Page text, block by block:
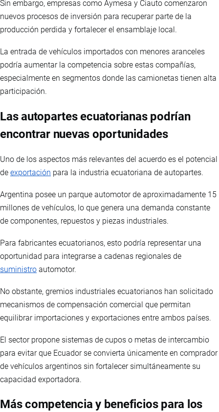
Sin embargo, empresas como Aymesa y Ciauto comenzaron
nuevos procesos de inversión para recuperar parte de la
producción perdida y fortalecer el ensamblaje local.
La entrada de vehículos importados con menores aranceles
podría aumentar la competencia sobre estas compañías,
especialmente en segmentos donde las camionetas tienen alta
participación.
Las autopartes ecuatorianas podrían
encontrar nuevas oportunidades
Uno de los aspectos más relevantes del acuerdo es el potencial
de exportación para la industria ecuatoriana de autopartes.
Argentina posee un parque automotor de aproximadamente 15
millones de vehículos, lo que genera una demanda constante
de componentes, repuestos y piezas industriales.
Para fabricantes ecuatorianos, esto podría representar una
oportunidad para integrarse a cadenas regionales de
suministro automotor.
No obstante, gremios industriales ecuatorianos han solicitado
mecanismos de compensación comercial que permitan
equilibrar importaciones y exportaciones entre ambos países.
El sector propone sistemas de cupos o metas de intercambio
para evitar que Ecuador se convierta únicamente en comprador
de vehículos argentinos sin fortalecer simultáneamente su
capacidad exportadora.
Más competencia y beneficios para los